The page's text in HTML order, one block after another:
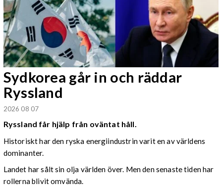
Sydkorea går in och räddar
Ryssland
2026 08 07
Ryssland får hjälp från oväntat håll.
Historiskt har den ryska energiindustrin varit en av världens
dominanter.
Landet har sålt sin olja världen över. Men den senaste tiden har
rollerna blivit omvända.